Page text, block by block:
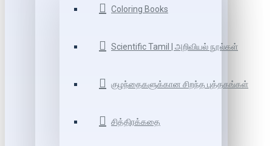
Coloring Books
Scientific Tamil | அறிவியல் நூல்கள்
குழந்தைகளுக்கான சிறந்த புத்தகங்கள்
சித்திரக்கதை